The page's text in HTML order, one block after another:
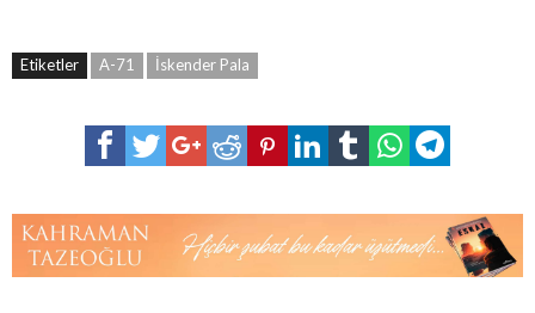
Etiketler A-71 İskender Pala